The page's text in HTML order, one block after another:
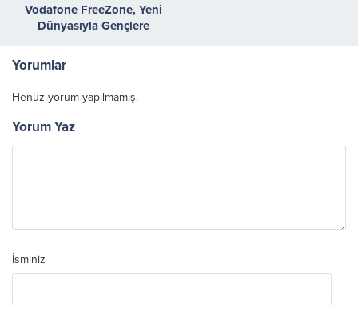
Vodafone FreeZone, Yeni
Dünyasıyla Gençlere
Yorumlar
Henüz yorum yapılmamış.
Yorum Yaz
İsminiz